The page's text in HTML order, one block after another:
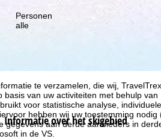
te verzamelen, die wij, TravelTrex
van uw activiteiten met behulp van
voor statistische analyse, individuele
hebben wij uw toestemming nodig
gegevens aan derde aanbieders in
in de VS.
Personen
alle
Informatie over het skigebied